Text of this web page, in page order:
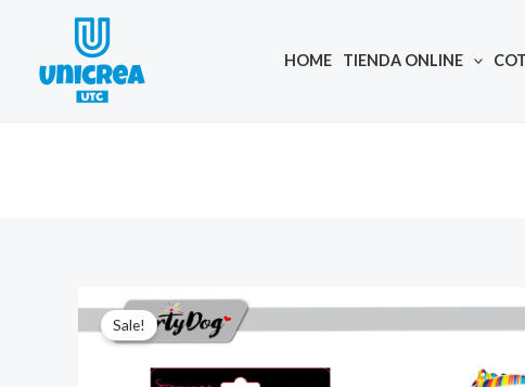
content
HOME TIENDA ONLINE
Sale!